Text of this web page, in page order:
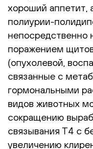
хороший аппетит,
полиурии-
непосредственно
поражением
(опухолевой,
связанные с
гормональными
видов животных
сокращению
связывания Т4 с
увеличению